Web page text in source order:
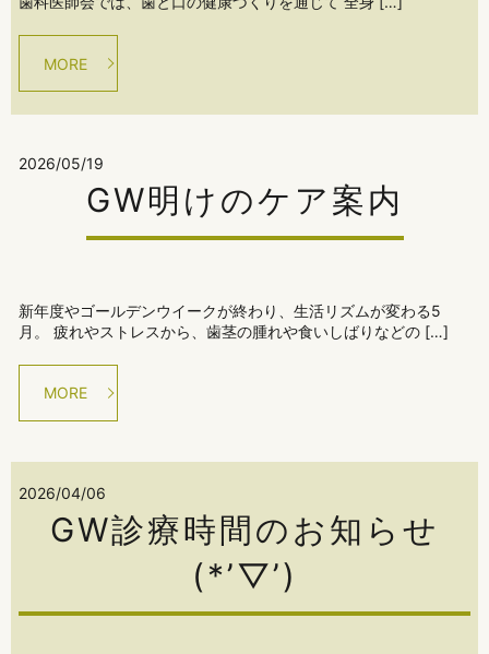
MORE
2026/05/19
GW明けのケア案内
新年度やゴールデンウイークが終わり、生活リズムが変わる5
月。 疲れやストレスから、歯茎の腫れや食いしばりなどの […]
MORE
2026/04/06
GW診療時間のお知らせ
(*’▽’)